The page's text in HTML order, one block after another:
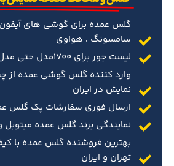
گلس عمده برای گوشی های آیفون
سامسونگ ، هواوی
لیست جور برای 1700مدل حتی مدل های جدید
وارد کننده گلس گوشی عمده از
نمایش در ایران
ارسال فوری سفارشات پک گلس
نمایندگی برند گلس عمده میتوبل
بهترین فروشنده گلس عمده با
تهران و ایران